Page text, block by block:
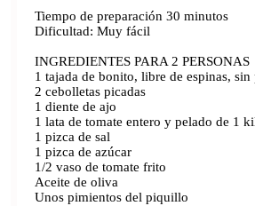
Tiempo de preparación 30 minutos
Dificultad: Muy fácil
INGREDIENTES PARA 2 PERSONAS
1 tajada de bonito, libre de espinas,
2 cebolletas picadas
1 diente de ajo
1 lata de tomate entero y pelado de 1
1 pizca de sal
1 pizca de azúcar
1/2 vaso de tomate frito
Aceite de oliva
Unos pimientos del piquillo